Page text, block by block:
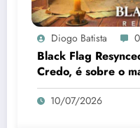
Diogo Batista 0
Black Flag
Credo, é sobre o
10/07/2026